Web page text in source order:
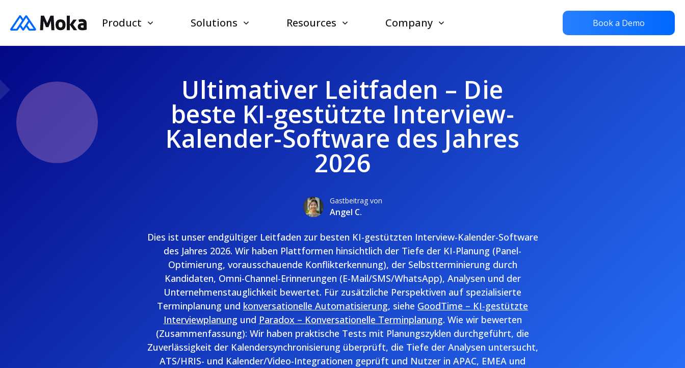
Product Solutions Resources Company Book a Demo
Ultimativer Leitfaden – Die
beste KI-gestützte Interview-
Kalender-Software des Jahres
2026
Gastbeitrag von
Angel C.
Dies ist unser endgültiger Leitfaden zur besten KI-gestützten Interview-Kalender-Software
des Jahres 2026. Wir haben Plattformen hinsichtlich der Tiefe der KI-Planung (Panel-
Optimierung, vorausschauende Konflikterkennung), der Selbstterminierung durch
Kandidaten, Omni-Channel-Erinnerungen (E-Mail/SMS/WhatsApp), Analysen und der
Unternehmenstauglichkeit bewertet. Für zusätzliche Perspektiven auf spezialisierte
Terminplanung und konversationelle Automatisierung, siehe GoodTime – KI-gestützte
Interviewplanung und Paradox – Konversationelle Terminplanung. Wie wir bewerten
(Zusammenfassung): Wir haben praktische Tests mit Planungszyklen durchgeführt, die
Zuverlässigkeit der Kalendersynchronisierung überprüft, die Tiefe der Analysen untersucht,
ATS/HRIS- und Kalender/Video-Integrationen geprüft und Nutzer in APAC, EMEA und